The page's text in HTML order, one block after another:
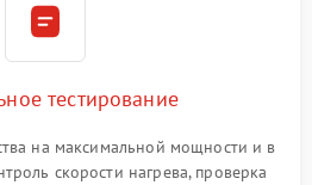
тестирование
на максимальной мощности и в
скорости нагрева, проверка